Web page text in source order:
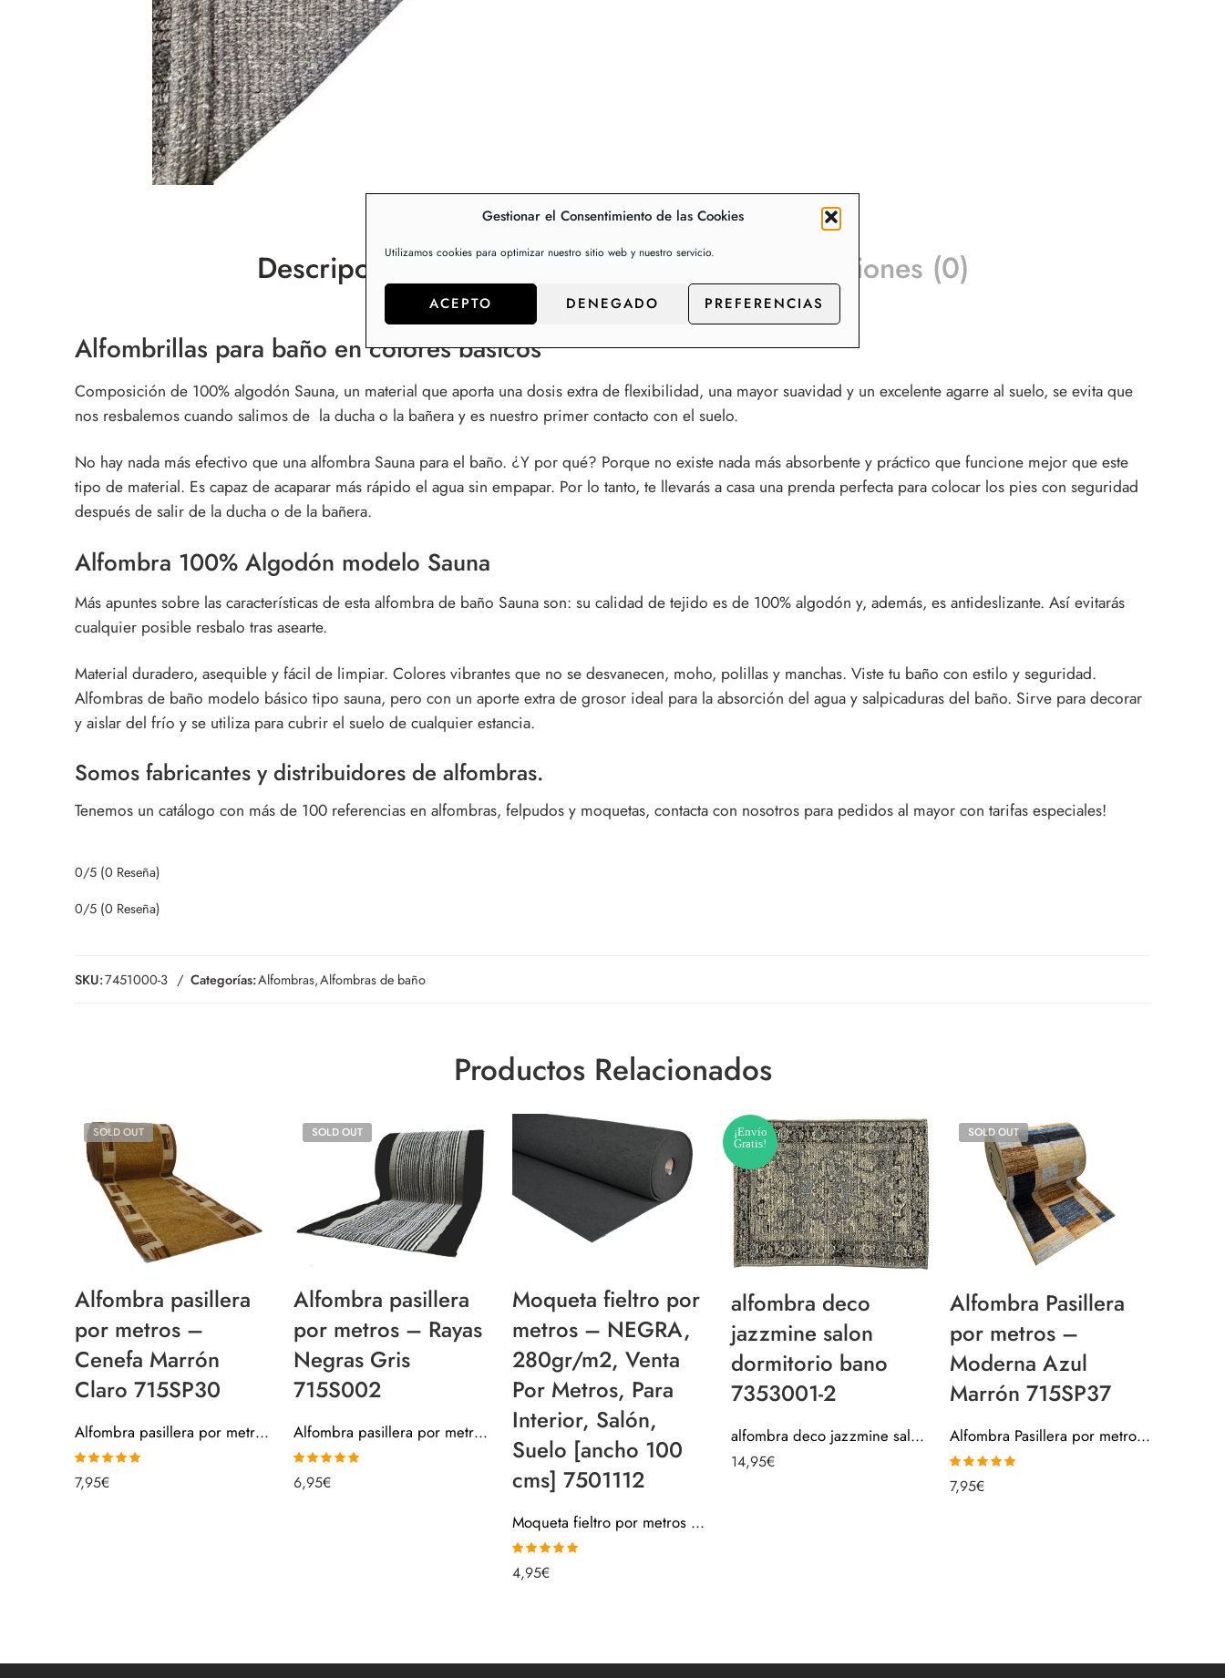
Gestionar el Consentimiento de las Cookies
Utilizamos cookies para optimizar nuestro sitio web y nuestro servicio.
ACEPTO DENEGADO PREFERENCIAS
Descripción Información adicional Valoraciones (0)
Alfombrillas para baño en colores básicos
Composición de 100% algodón Sauna, un material que aporta una dosis extra de flexibilidad, una mayor suavidad y un excelente agarre al suelo, se evita que
nos resbalemos cuando salimos de la ducha o la bañera y es nuestro primer contacto con el suelo.
No hay nada más efectivo que unaalfombra Sauna para el baño. ¿Y por qué? Porque no existe nada más absorbente y práctico que funcione mejor que este
tipo de material. Es capaz de acaparar más rápido el agua sin empapar. Por lo tanto, te llevarás a casa una prenda perfecta para colocar los pies con seguridad
después de salir de la ducha o de la bañera.
Alfombra 100% Algodón modelo Sauna
Más apuntes sobre las características de estaalfombra de baño Saunason: su calidad de tejido es de 100% algodón y, además, es antideslizante. Así evitarás
cualquier posible resbalo tras asearte.
Material duradero, asequible y fácil de limpiar. Colores vibrantes que no se desvanecen, moho, polillas y manchas. Viste tu baño con estilo y seguridad.
Alfombras de baño modelo básico tipo sauna, pero con un aporte extra de grosor ideal para la absorción del agua y salpicaduras del baño. Sirve para decorar
y aislar del frío y se utiliza para cubrir el suelo de cualquier estancia.
Somos fabricantes y distribuidores de alfombras.
Tenemos un catálogo con más de 100 referencias en alfombras, felpudos y moquetas, contacta con nosotros para pedidos al mayor con tarifas especiales!
0/5 (0 Reseña)
0/5 (0 Reseña)
SKU:7451000-3 Categorías:Alfombras,Alfombras de baño
Productos Relacionados
SOLD OUT
Alfombra pasillera
por metros –
Cenefa Marrón
Claro 715SP30
Alfombra pasillera por metros – Cenefa Marrón Claro 715SP30
Valorado con
5.00de 5
7,95€
SOLD OUT
Alfombra pasillera
por metros – Rayas
Negras Gris
715S002
Alfombra pasillera por metros – Rayas Negras Gris 715S002
Valorado con
5.00de 5
6,95€
Moqueta fieltro por
metros – NEGRA,
280gr/m2, Venta
Por Metros, Para
Interior, Salón,
Suelo [ancho 100
cms] 7501112
Moqueta fieltro por metros – NEGRA, 280gr/m2, Venta Por Metros, Para Interior, Salón, Suelo [ancho 100 cms] 7501112
Valorado con
4.90de 5
4,95€
¡Envío
Gratis!
alfombra deco
jazzmine salon
dormitorio bano
7353001-2
alfombra deco jazzmine salon dormitorio bano 7353001-2
14,95€
SOLD OUT
Alfombra Pasillera
por metros –
Moderna Azul
Marrón 715SP37
Alfombra Pasillera por metros – Moderna Azul Marrón 715SP37
Valorado con
4.85de 5
7,95€